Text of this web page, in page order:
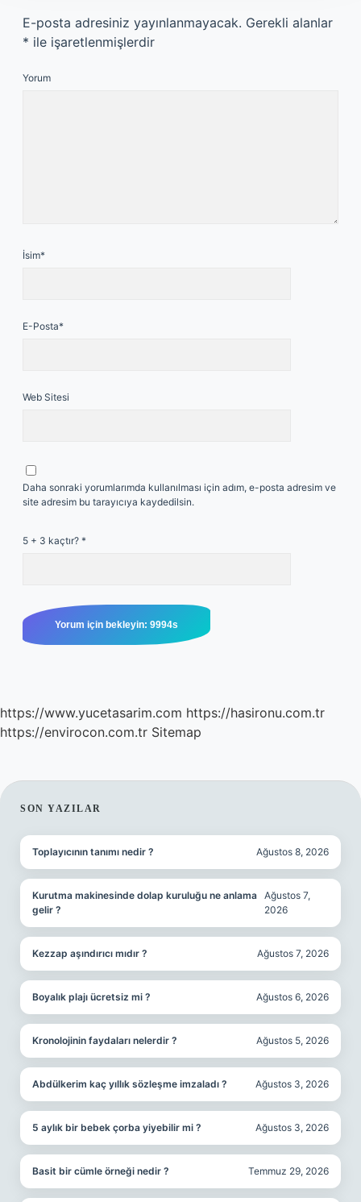
E-posta adresiniz yayınlanmayacak. Gerekli alanlar
* ile işaretlenmişlerdir
Yorum
İsim*
E-Posta*
Web Sitesi
Daha sonraki yorumlarımda kullanılması için adım, e-posta adresim ve
site adresim bu tarayıcıya kaydedilsin.
5 + 3 kaçtır? *
https://www.yucetasarim.com https://hasironu.com.tr
https://envirocon.com.tr Sitemap
SIDEBAR
SON YAZILAR
Toplayıcının tanımı nedir ? Ağustos 8, 2026
Kurutma makinesinde dolap kuruluğu ne anlama
gelir ?
Ağustos 7,
2026
Kezzap aşındırıcı mıdır ? Ağustos 7, 2026
Boyalık plajı ücretsiz mi ? Ağustos 6, 2026
Kronolojinin faydaları nelerdir ? Ağustos 5, 2026
Abdülkerim kaç yıllık sözleşme imzaladı ? Ağustos 3, 2026
5 aylık bir bebek çorba yiyebilir mi ? Ağustos 3, 2026
Basit bir cümle örneği nedir ? Temmuz 29, 2026